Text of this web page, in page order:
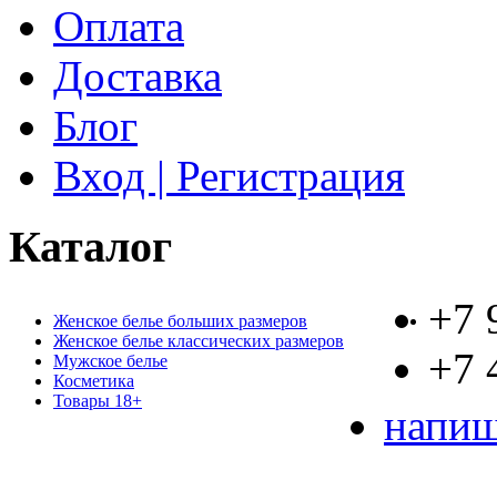
Оплата
Доставка
Блог
Вход | Регистрация
Каталог
Женское белье больших размеров
Женское белье классических размеров
Мужское белье
Косметика
Товары 18+
+7
+7